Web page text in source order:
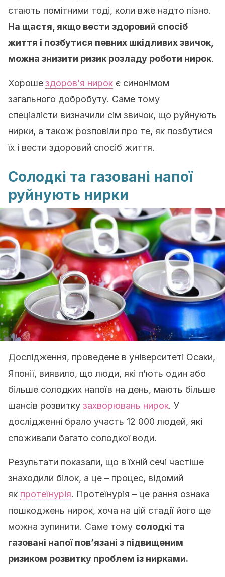
стають помітними тоді, коли вже надто пізно.
На щастя, якщо вести здоровий спосіб
життя і позбутися певних шкідливих звичок,
можна знизити ризик розладу роботи нирок.
Хорошездоров’я нирок є синонімом
загального добробуту. Саме тому
спеціалісти визначили сім звичок, що руйнують
нирки, а також розповіли про те, як позбутися
їх і вести здоровий спосіб життя.
Солодкі та газовані напої
руйнують нирки
Дослідження, проведене в університеті Осаки,
Японії, виявило, що люди, які п’ють один або
більше солодких напоїв на день, мають більше
шансів розвитку захворювань нирок. У
дослідженні брало участь 12 000 людей, які
споживали багато солодкої води.
Результати показали, що в їхній сечі частіше
знаходили білок, а це – процес, відомий
як протеїнурія. Протеїнурія – це рання ознака
пошкоджень нирок, хоча на цій стадії його ще
можна зупинити. Саме тому солодкі та
газовані напої пов’язані з підвищеним
ризиком розвитку проблем із нирками.